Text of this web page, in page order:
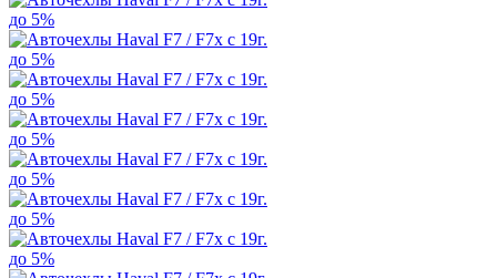
до 5%
до 5%
до 5%
до 5%
до 5%
до 5%
до 5%